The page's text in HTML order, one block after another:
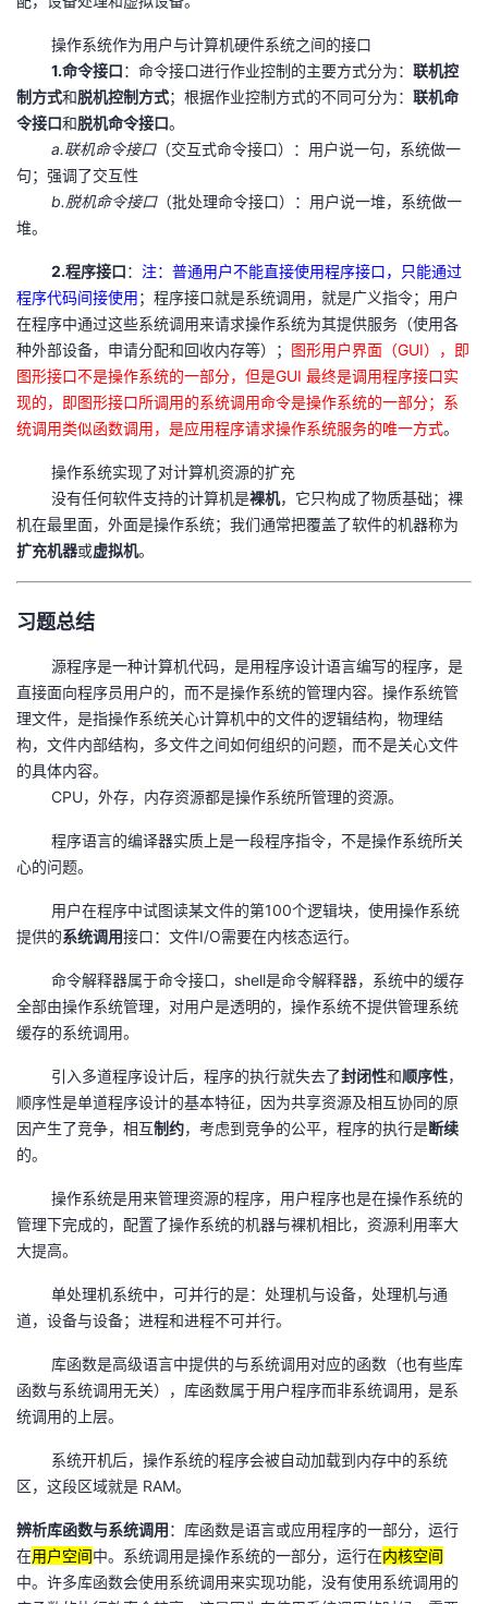
操作系统作为用户与计算机硬件系统之间的接口
1.命令接口：命令接口进行作业控制的主要方式分为： 联机控
制方式和脱机控制方式；根据作业控制方式的不同可分为： 联机命
令接口和脱机命令接口。
a.联机命令接口（交互式命令接口）：用户说一句，系统做一
句；强调了交互性
b.脱机命令接口（批处理命令接口）：用户说一堆，系统做一
堆。
2.程序接口： 注：普通用户不能直接使用程序接口，只能通过
程序代码间接使用；程序接口就是系统调用，就是广义指令；用户
在程序中通过这些系统调用来请求操作系统为其提供服务（使用各
种外部设备，申请分配和回收内存等）； 图形用户界面（GUI），即
图形接口不是操作系统的一部分，但是GUI 最终是调用程序接口实
现的，即图形接口所调用的系统调用命令是操作系统的一部分；系
统调用类似函数调用，是应用程序请求操作系统服务的唯一方式。
操作系统实现了对计算机资源的扩充
没有任何软件支持的计算机是裸机，它只构成了物质基础；裸
机在最里面，外面是操作系统；我们通常把覆盖了软件的机器称为
扩充机器或虚拟机。
习题总结
源程序是一种计算机代码，是用程序设计语言编写的程序，是
直接面向程序员用户的，而不是操作系统的管理内容。操作系统管
理文件，是指操作系统关心计算机中的文件的逻辑结构，物理结
构，文件内部结构，多文件之间如何组织的问题，而不是关心文件
的具体内容。
CPU，外存，内存资源都是操作系统所管理的资源。
程序语言的编译器实质上是一段程序指令，不是操作系统所关
心的问题。
用户在程序中试图读某文件的第100个逻辑块，使用操作系统
提供的系统调用接口：文件I/O需要在内核态运行。
命令解释器属于命令接口，shell是命令解释器，系统中的缓存
全部由操作系统管理，对用户是透明的，操作系统不提供管理系统
缓存的系统调用。
引入多道程序设计后，程序的执行就失去了封闭性和顺序性，
顺序性是单道程序设计的基本特征，因为共享资源及相互协同的原
因产生了竞争，相互制约，考虑到竞争的公平，程序的执行是断续
的。
操作系统是用来管理资源的程序，用户程序也是在操作系统的
管理下完成的，配置了操作系统的机器与裸机相比，资源利用率大
大提高。
单处理机系统中，可并行的是：处理机与设备，处理机与通
道，设备与设备；进程和进程不可并行。
库函数是高级语言中提供的与系统调用对应的函数（也有些库
函数与系统调用无关），库函数属于用户程序而非系统调用，是系
统调用的上层。
系统开机后，操作系统的程序会被自动加载到内存中的系统
区，这段区域就是 RAM。
辨析库函数与系统调用：库函数是语言或应用程序的一部分，运行
在用户空间中。系统调用是操作系统的一部分，运行在内核空间
中。许多库函数会使用系统调用来实现功能，没有使用系统调用的